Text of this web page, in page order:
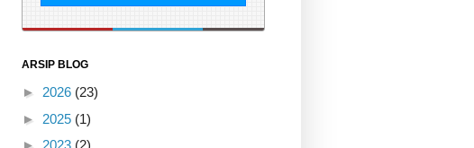
ARSIP BLOG
► 2026 (23)
► 2025 (1)
► 2023 (2)